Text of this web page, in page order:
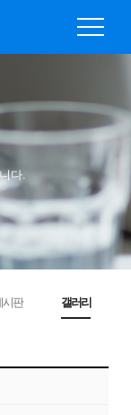
다.
시판 갤러리